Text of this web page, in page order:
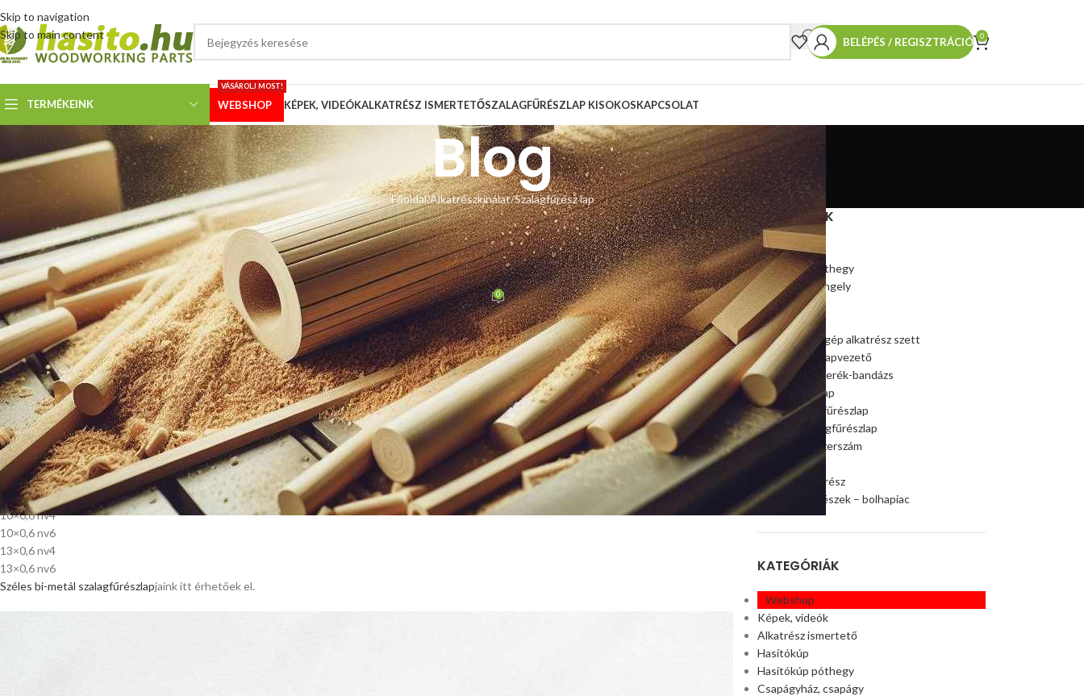
Skip to navigation
Skip to main content
BELÉPÉS / REGISZTRÁCIÓ 0
TERMÉKEINK WEBSHOP
VÁSÁROLJ MOST!
KÉPEK, VIDEÓKALKATRÉSZ ISMERTETŐSZALAGFŰRÉSZLAP KISOKOSKAPCSOLAT
Blog
Főoldal Alkatrészkínálat Szalagfűrész lap
SZALAGFŰRÉSZ LAP
Nagyteljesítményű vágás kisebb szalagfűrészeken is bi-metál
szalagfűrészlapokkal
Megosztotta Hoffmann ZsoltBe március 11, 2023 0
Szalagfűrészlap palettánk tovább bővül.
A nagyteljesítményűbi-metál faipari szalagfűrészlapok eddig is elérhetőek voltak a kínálatunkban. Azonban ezek a lapok minimum 500 mm
kerékátmérőtől felfelé használhatóak a 0,9 mm lapvastagság miatt. Elérhetőek keresztvágáshoz nv8, illetve kifejezetten hosszvágáshoz 22 mm-es
woodmizer fogalakkal. (Normálszénacél szalagfűrészlapok estében ez a lapvastagság 500 mm kerékátmérő esetén nem használható, a bi-metál
szalagfűrészlap anyaga más, így bátran használható ezen gépeken is)!
Mostantól a nagyteljesítményű vágás elérhető már akár 350 mm kerékátmérőtől!
Szalagfűrészlap palettánk tovább bővül az alábbi bi-metál fűrészlap méretekkel:
Szélesség (mm) x lapvastagság (mm) fogosztás (fogcsúcs távolság mm-ben)
10×0,6 nv4
10×0,6 nv6
13×0,6 nv4
13×0,6 nv6
Széles bi-metál szalagfűrészlapjaink itt érhetőek el.
TERMÉKEINK
Hasítókúp
Hasítókúp póthegy
Hasítógép tengely
Ékszíjtárcsa
Csapágy
Kúpos hasítógép alkatrész szett
Szalagfűrész lapvezető
Szalagfűrészkerék-bandázs
Szalagfűrészlap
Faipari szalagfűrészlap
Húsipari szalagfűrészlap
Faipari gép, szerszám
Ágaprító
Offroad alkatrész
Akciós alkatrészek – bolhapiac
KATEGÓRIÁK
Webshop
Képek, videók
Alkatrész ismertető
Hasítókúp
Hasítókúp póthegy
Csapágyház, csapágy